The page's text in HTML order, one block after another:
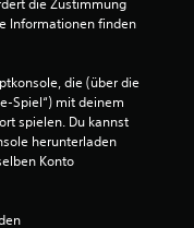
die Zustimmung
Informationen finden
die (über die
Spiel“) mit deinem
spielen. Du kannst
herunterladen
Konto